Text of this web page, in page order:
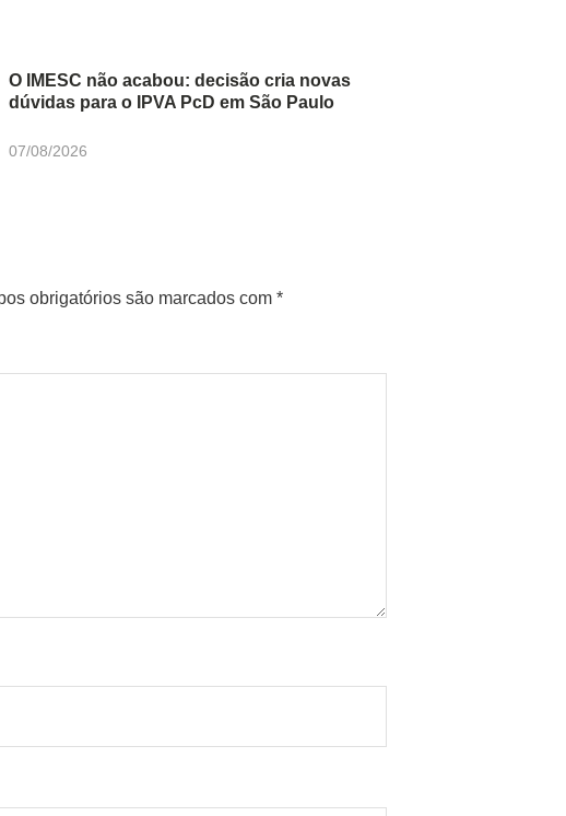
O IMESC não acabou: decisão cria novas
dúvidas para o IPVA PcD em São Paulo
07/08/2026
obrigatórios são marcados com *